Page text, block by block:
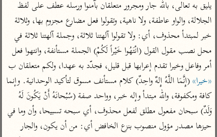
اشترك لتصلك أخبار مشاريعنا
اشترك
راسلنا •تليجرام
تويتر
تعليمات
•عن الباحث القرآني
أمر وفاعل وخيرا تقدم إعرابها قبل قليل، فجدّد به عهدا، ولكم متعلقان ب
«خيرا»
حيزها مصدر مؤول منصوب بنزع الخافض أي: من أن يكون، والجار